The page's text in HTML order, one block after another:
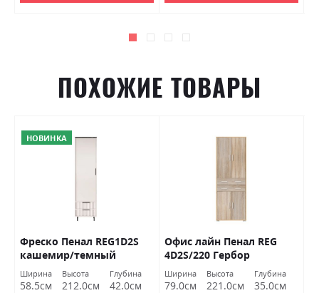
ПОХОЖИЕ ТОВАРЫ
НОВИНКА
Фреско Пенал REG1D2S
кашемир/темный
мармур БРВ Украина
Ширина
58.5см
Высота
212.0см
Глубина
42.0см
Офис лайн Пенал REG
4D2S/220 Гербор
Ширина
79.0см
Высота
221.0см
Глубина
35.0см